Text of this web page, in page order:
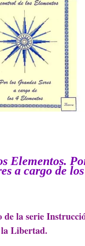
Elementos.
a cargo de
la serie
la Libertad.